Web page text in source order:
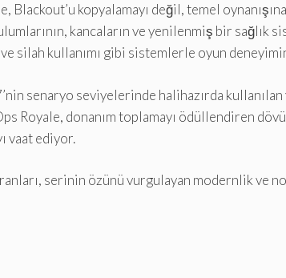
Blackout’u kopyalamayı değil, temel
kancaların ve yenilenmiş bir
silah kullanımı gibi sistemlerle oyun
senaryo seviyelerinde halihazırda
Royale, donanım toplamayı ödüllendiren
vaat ediyor.
serinin özünü vurgulayan modernlik ve